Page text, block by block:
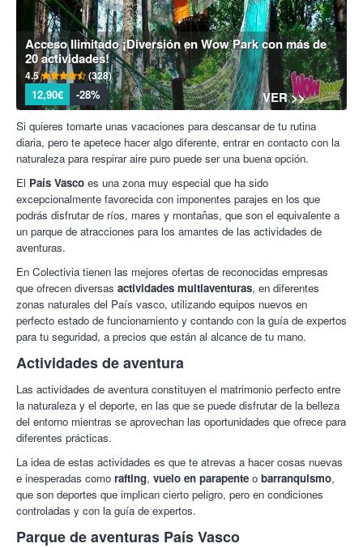
Acceso Ilimitado ¡Diversión en Wow Park con más de
20 actividades!
4.5 (328)
12,90€ -28% VER >>
Si quieres tomarte unas vacaciones para descansar de tu rutina
diaria, pero te apetece hacer algo diferente, entrar en contacto con la
naturaleza para respirar aire puro puede ser una buena opción.
El País Vasco es una zona muy especial que ha sido
excepcionalmente favorecida con imponentes parajes en los que
podrás disfrutar de ríos, mares y montañas, que son el equivalente a
un parque de atracciones para los amantes de las actividades de
aventuras.
En Colectivia tienen las mejores ofertas de reconocidas empresas
que ofrecen diversas actividades multiaventuras, en diferentes
zonas naturales del País vasco, utilizando equipos nuevos en
perfecto estado de funcionamiento y contando con la guía de expertos
para tu seguridad, a precios que están al alcance de tu mano.
Actividades de aventura
Las actividades de aventura constituyen el matrimonio perfecto entre
la naturaleza y el deporte, en las que se puede disfrutar de la belleza
del entorno mientras se aprovechan las oportunidades que ofrece para
diferentes prácticas.
La idea de estas actividades es que te atrevas a hacer cosas nuevas
e inesperadas como rafting, vuelo en parapente o barranquismo,
que son deportes que implican cierto peligro, pero en condiciones
controladas y con la guía de expertos.
Parque de aventuras País Vasco